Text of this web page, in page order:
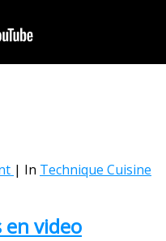
| In Technique Cuisine
video